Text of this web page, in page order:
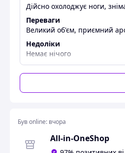
Дійсно охолоджує ноги,
Переваги
Великий об'єм, приємний
Недоліки
Немає нічого
Був online: вчора
All-in-OneShop